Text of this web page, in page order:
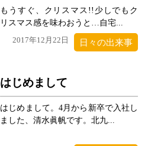
もうすぐ、クリスマス!!少しでもク
リスマス感を味わおうと…自宅...
2017年12月22日 日々の出来事
はじめまして
はじめまして。4月から新卒で入社し
ました、清水眞帆です。北九...